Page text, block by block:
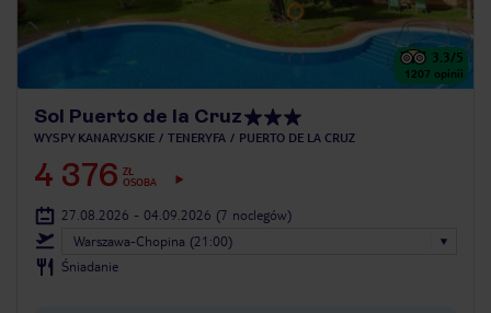
3.3/5
1207 opinii
Sol Puerto de la Cruz
WYSPY KANARYJSKIE TENERYFA PUERTO DE LA CRUZ
4 376 ZŁ
OSOBA
27.08.2026 - 04.09.2026 (7 noclegów)
Warszawa-Chopina (21:00)
Śniadanie